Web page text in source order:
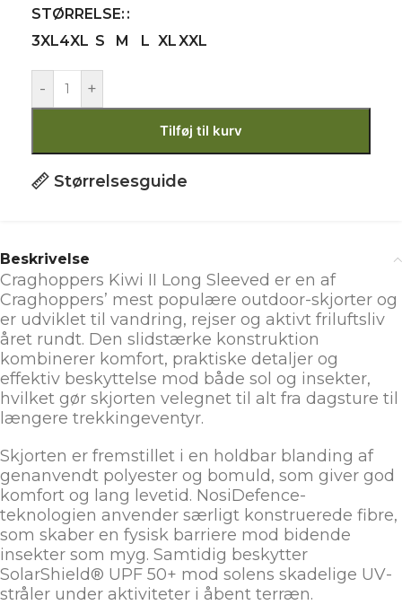
STØRRELSE:
3XL4XL S M L XLXXL
- +
Tilføj til kurv
Størrelsesguide
Beskrivelse
Craghoppers Kiwi II Long Sleeved er en af
Craghoppers’ mest populære outdoor-skjorter og
er udviklet til vandring, rejser og aktivt friluftsliv
året rundt. Den slidstærke konstruktion
kombinerer komfort, praktiske detaljer og
effektiv beskyttelse mod både sol og insekter,
hvilket gør skjorten velegnet til alt fra dagsture til
længere trekkingeventyr.
Skjorten er fremstillet i en holdbar blanding af
genanvendt polyester og bomuld, som giver god
komfort og lang levetid. NosiDefence-
teknologien anvender særligt konstruerede fibre,
som skaber en fysisk barriere mod bidende
insekter som myg. Samtidig beskytter
SolarShield® UPF 50+ mod solens skadelige UV-
stråler under aktiviteter i åbent terræn.